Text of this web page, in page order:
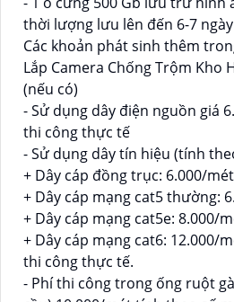
thời lượng lưu lên đến 6-7 ngày
Các khoản phát sinh thêm
Lắp Camera Chống Trộm Kho
(nếu có)
- Sử dụng dây điện nguồn giá
thi công thực tế
- Sử dụng dây tín hiệu (tính
+ Dây cáp đồng trục: 6.000/mét
+ Dây cáp mạng cat5 thường:
+ Dây cáp mạng cat5e: 8.000/
+ Dây cáp mạng cat6: 12.000/
thi công thực tế.
- Phí thi công trong ống ruột